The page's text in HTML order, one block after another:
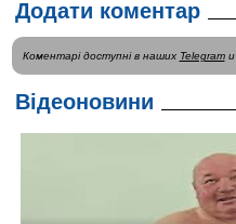
Додати коментар
Коментарі доступні в наших Telegramи
Відеоновини